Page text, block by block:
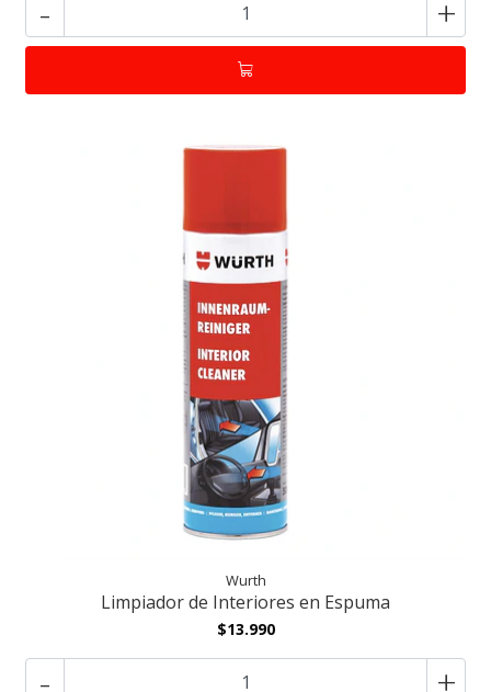
- +
Wurth
Limpiador de Interiores en Espuma
$13.990
- +